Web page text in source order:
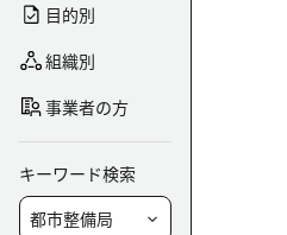
目的別
組織別
事業者の方
キーワード検索